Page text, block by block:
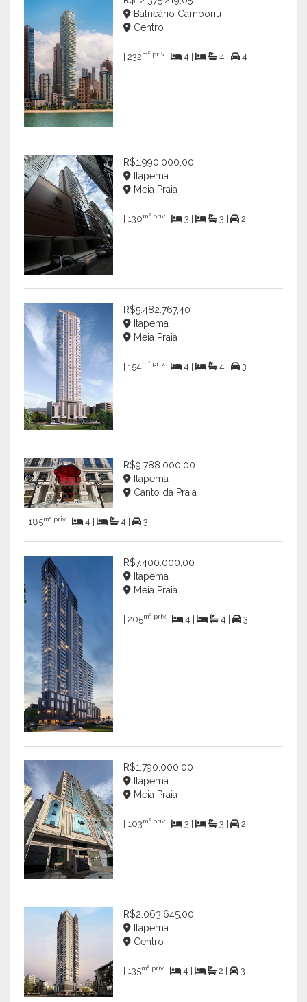
Balneário Camboriú
Centro
| 232m² priv. 4 | 4 | 4
R$1.990.000,00
Itapema
Meia Praia
| 130m² priv. 3 | 3 | 2
R$5.482.767,40
Itapema
Meia Praia
| 154m² priv. 4 | 4 | 3
R$9.788.000,00
Itapema
Canto da Praia
| 185m² priv. 4 | 4 | 3
R$7.400.000,00
Itapema
Meia Praia
| 205m² priv. 4 | 4 | 3
R$1.790.000,00
Itapema
Meia Praia
| 103m² priv. 3 | 3 | 2
R$2.063.645,00
Itapema
Centro
| 135m² priv. 4 | 2 | 3